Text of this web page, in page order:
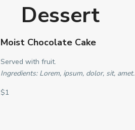
Dessert
Moist Chocolate Cake
Served with fruit.
Ingredients: Lorem, ipsum, dolor, sit, amet.
$1